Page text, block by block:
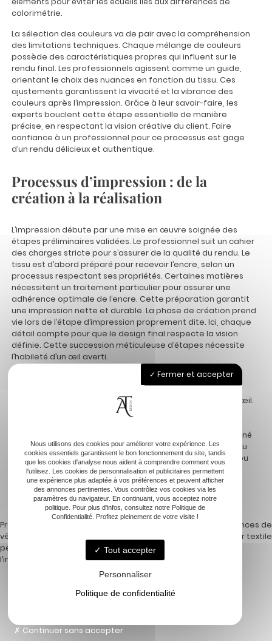
colorimétrie.
La sélection des couleurs va de pair avec la compréhension
des limitations techniques. Chaque mélange de couleurs
possède des caractéristiques propres qui influent sur le
rendu final. Les professionnels agissent comme un guide,
orientant le choix des nuances en fonction du tissu. Ces
ajustements garantissent la vivacité et la vibrance des
couleurs après l’impression. Grâce à leur savoir-faire, les
experts bouclent cette étape essentielle de manière
précise, en respectant la vision créative du client. Faire
confiance à un professionnel pour ce processus est gage
d’un rendu délicieux et authentique.
Processus d’impression : de la
création à la réalisation
L’impression débute par une mise en œuvre soignée des
étapes préliminaires validées. Le professionnel suit un cahier
des charges stricte pour s’assurer de la qualité du rendu. Le
tissu est d’abord préparé pour recevoir l’encre, selon un
processus respectant ses propriétés. Certaines matières
nécessitent un traitement particulier pour assurer une
adhérence optimale de l’encre. Cette préparation garantit
une impression nette et durable. La phase de création prend
vie lors de l’étape d’impression proprement dite. Ici, chaque
détail compte pour que le design final respecte la vision
définie. Cette succession méticuleuse d’étapes nécessite
l’habileté d’un œil averti.
Une fois l’impression achevée, le contrôle qualité devient
primordial. Cette vérification permet d’identifier
d’éventuelles imperfections invisibles au premier coup d’œil.
Le professionnel contrôle chaque pièce, assurant ainsi
d’impression découle d’un savoir-faire intégré, perfectionné
au fil des années. Seul un expert vous assure ainsi un rendu
sans compromis. Chaque pièce est prête à être utilisée ou
distribuée directement après ce contrôle de qualité
rigoureux. Les finitions impeccables témoignent de la
justesse et du professionnalisme investis dans chaque
projet.
Navigation
de
Previous:
vêtements d’entreprise
personnalisés pour renforcer
l’image de marque
Les nouvelles tendances de
l’imprimer textile
Accueil
Fermer et accepter
Nous utilisons des cookies pour améliorer votre expérience. Les
cookies essentiels garantissent le bon fonctionnement du site, tandis
que les cookies d'analyse nous aident à comprendre comment vous
l'utilisez. Les cookies de personnalisation et publicitaires permettent
une expérience plus adaptée à vos préférences et peuvent afficher
des annonces pertinentes. Vous contrôlez vos cookies via les
paramètres du navigateur. En continuant, vous acceptez notre
politique. Pour plus d'infos, consultez notre Politique de
Confidentialité. Profitez pleinement de votre visite !
Tout accepter
Personnaliser
Politique de confidentialité
Continuer sans accepter